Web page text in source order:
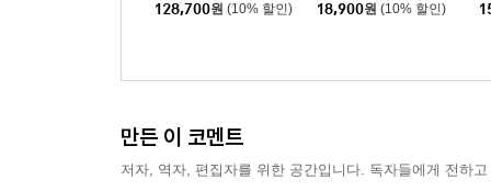
128,700원 (10% 할인) 18,900원 (10% 할인)
만든 이 코멘트
저자, 역자, 편집자를 위한 공간입니다. 독자들에게 전하